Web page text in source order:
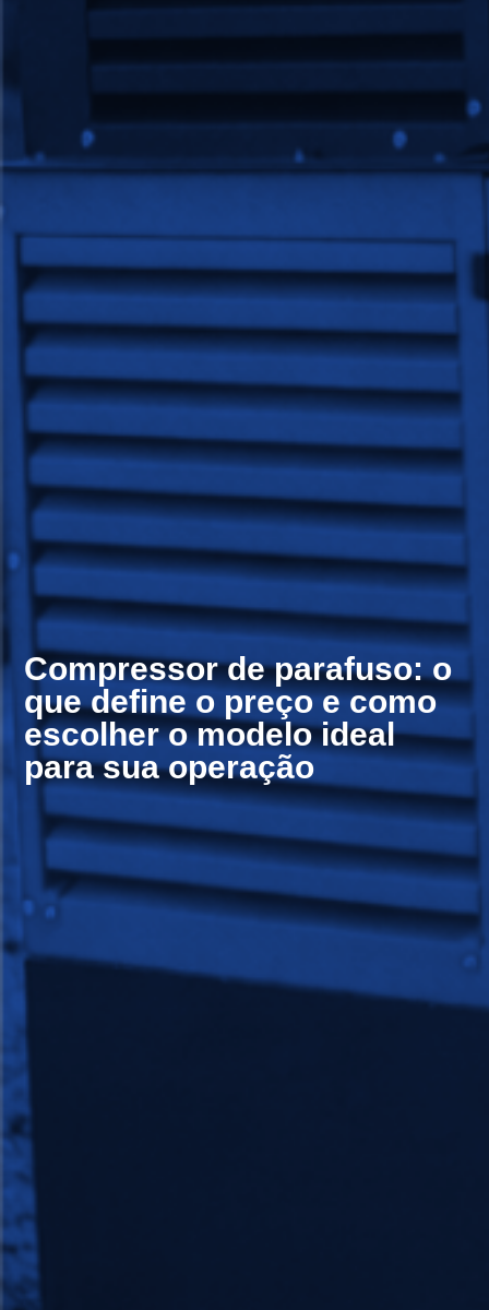
Compressor de parafuso: o
que define o preço e como
escolher o modelo ideal
para sua operação